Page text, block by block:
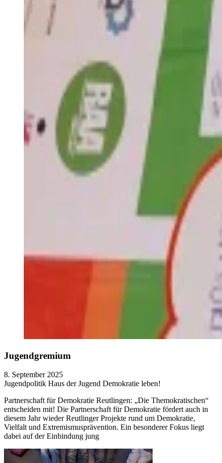
Jugendgremium
8. September 2025
Jugendpolitik Haus der Jugend Demokratie leben!
Partnerschaft für Demokratie Reutlingen: „Die Themokratischen“
entscheiden mit! Die Partnerschaft für Demokratie fördert auch in
diesem Jahr wieder Reutlinger Projekte rund um Demokratie,
Vielfalt und Extremismusprävention. Ein besonderer Fokus liegt
dabei auf der Einbindung jung